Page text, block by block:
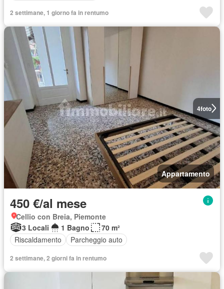
2 settimane, 1 giorno fa in rentumo
4foto
Appartamento
450 €/al mese
Cellio con Breia, Piemonte
3 Locali
1 Bagno
70 m²
Riscaldamento
Parcheggio auto
2 settimane, 2 giorni fa in rentumo